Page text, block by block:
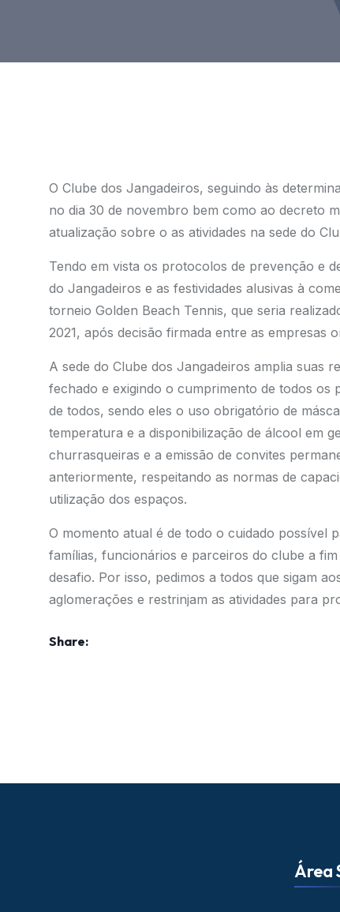
O Clube dos Jangadeiros, seguindo às
no dia 30 de novembro bem como ao decreto
atualização sobre o as atividades na sede do
Tendo em vista os protocolos de prevenção e
do Jangadeiros e as festividades alusivas à
torneio Golden Beach Tennis, que seria
2021, após decisão firmada entre as empresas
A sede do Clube dos Jangadeiros amplia suas
fechado e exigindo o cumprimento de todos os
de todos, sendo eles o uso obrigatório de
temperatura e a disponibilização de álcool em
churrasqueiras e a emissão de convites
anteriormente, respeitando as normas de
utilização dos espaços.
O momento atual é de todo o cuidado possível
famílias, funcionários e parceiros do clube a
desafio. Por isso, pedimos a todos que sigam
aglomerações e restrinjam as atividades para
Share:
Área